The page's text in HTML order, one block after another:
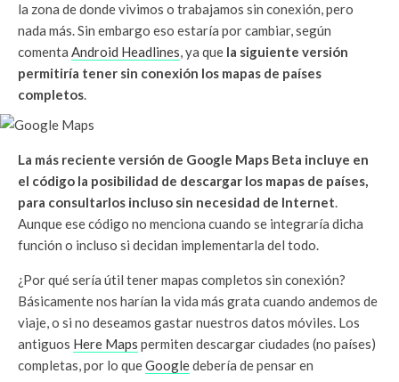
la zona de donde vivimos o trabajamos sin conexión, pero
nada más. Sin embargo eso estaría por cambiar, según
comenta Android Headlines, ya que la siguiente versión
permitiría tener sin conexión los mapas de países
completos.
La más reciente versión de Google Maps Beta incluye en
el código la posibilidad de descargar los mapas de países,
para consultarlos incluso sin necesidad de Internet.
Aunque ese código no menciona cuando se integraría dicha
función o incluso si decidan implementarla del todo.
¿Por qué sería útil tener mapas completos sin conexión?
Básicamente nos harían la vida más grata cuando andemos de
viaje, o si no deseamos gastar nuestros datos móviles. Los
antiguos Here Maps permiten descargar ciudades (no países)
completas, por lo queGoogledebería de pensar en